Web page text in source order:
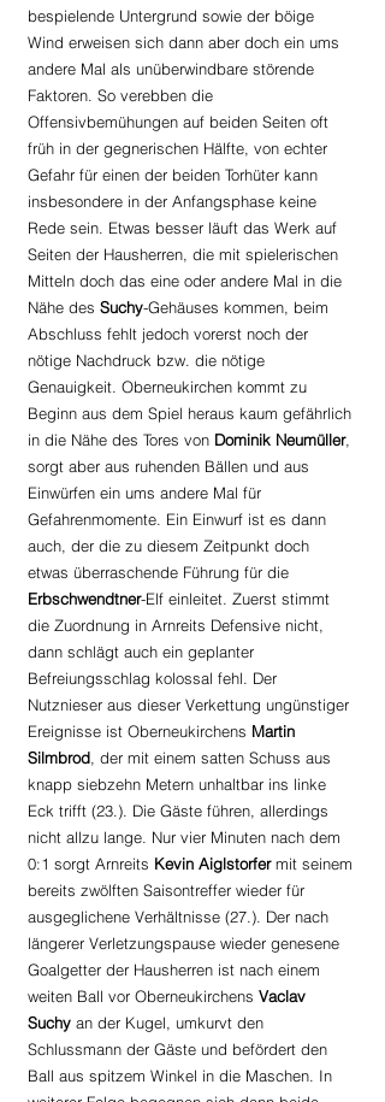
bespielende Untergrund sowie der böige
Wind erweisen sich dann aber doch ein ums
andere Mal als unüberwindbare störende
Faktoren. So verebben die
Offensivbemühungen auf beiden Seiten oft
früh in der gegnerischen Hälfte, von echter
Gefahr für einen der beiden Torhüter kann
insbesondere in der Anfangsphase keine
Rede sein. Etwas besser läuft das Werk auf
Seiten der Hausherren, die mit spielerischen
Mitteln doch das eine oder andere Mal in die
Nähe des Suchy-Gehäuses kommen, beim
Abschluss fehlt jedoch vorerst noch der
nötige Nachdruck bzw. die nötige
Genauigkeit. Oberneukirchen kommt zu
Beginn aus dem Spiel heraus kaum gefährlich
in die Nähe des Tores von Dominik Neumüller,
sorgt aber aus ruhenden Bällen und aus
Einwürfen ein ums andere Mal für
Gefahrenmomente. Ein Einwurf ist es dann
auch, der die zu diesem Zeitpunkt doch
etwas überraschende Führung für die
Erbschwendtner-Elf einleitet. Zuerst stimmt
die Zuordnung in Arnreits Defensive nicht,
dann schlägt auch ein geplanter
Befreiungsschlag kolossal fehl. Der
Nutznieser aus dieser Verkettung ungünstiger
Ereignisse ist Oberneukirchens Martin
Silmbrod, der mit einem satten Schuss aus
knapp siebzehn Metern unhaltbar ins linke
Eck trifft (23.). Die Gäste führen, allerdings
nicht allzu lange. Nur vier Minuten nach dem
0:1 sorgt Arnreits Kevin Aiglstorfer mit seinem
bereits zwölften Saisontreffer wieder für
ausgeglichene Verhältnisse (27.). Der nach
längerer Verletzungspause wieder genesene
Goalgetter der Hausherren ist nach einem
weiten Ball vor Oberneukirchens Vaclav
Suchy an der Kugel, umkurvt den
Schlussmann der Gäste und befördert den
Ball aus spitzem Winkel in die Maschen. In